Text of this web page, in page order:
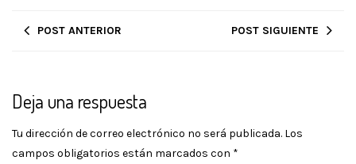
POST ANTERIOR POST SIGUIENTE
Deja una respuesta
Tu dirección de correo electrónico no será publicada. Los
campos obligatorios están marcados con *